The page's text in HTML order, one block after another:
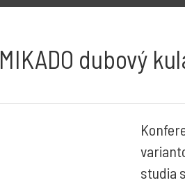
MIKADO dubový
studia